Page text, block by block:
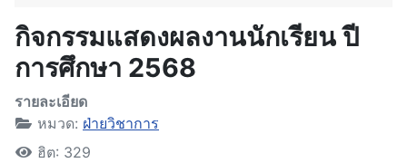
กิจกรรมแสดงผลงานนักเรียน ปี
การศึกษา 2568
รายละเอียด
หมวด: ฝ่ายวิชาการ
ฮิต: 329